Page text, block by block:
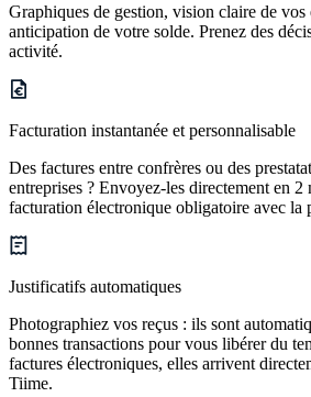
Graphiques de gestion, vision claire de vos
anticipation de votre solde. Prenez des
activité.
Facturation instantanée et personnalisable
Des factures entre confrères ou des
entreprises ? Envoyez-les directement en 2
facturation électronique obligatoire avec la
Justificatifs automatiques
Photographiez vos reçus : ils sont
bonnes transactions pour vous libérer du
factures électroniques, elles arrivent
Tiime.